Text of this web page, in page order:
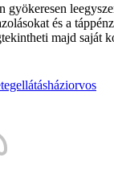
gyökeresen
és a
majd saját
háziorvos